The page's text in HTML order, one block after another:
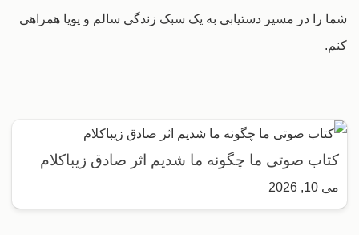
شما را در مسیر دستیابی به یک سبک زندگی سالم و پویا همراهی
کنم.
کتاب صوتی ما چگونه ما شدیم اثر صادق زیباکلام
می 10, 2026